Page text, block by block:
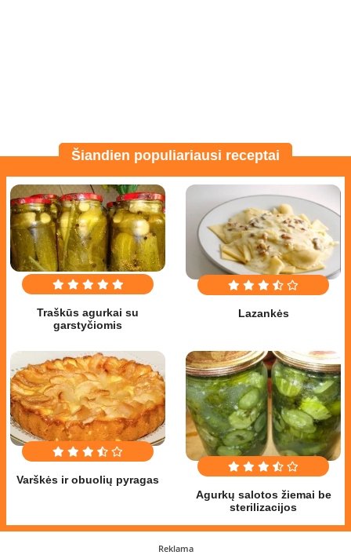
Šiandien populiariausi receptai
Traškūs agurkai su
garstyčiomis
Lazankės
Varškės ir obuolių pyragas
Agurkų salotos žiemai be
sterilizacijos
Reklama